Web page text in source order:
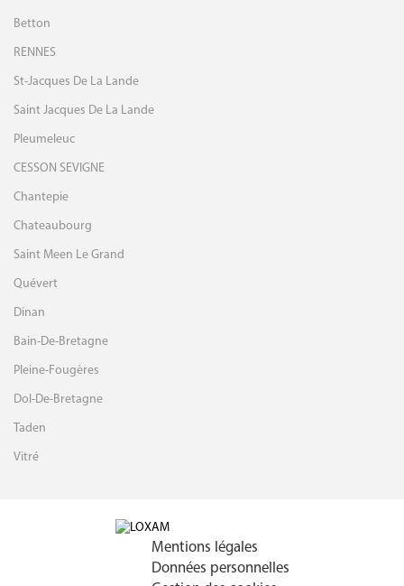
Betton
RENNES
St-Jacques De La Lande
Saint Jacques De La Lande
Pleumeleuc
CESSON SEVIGNE
Chantepie
Chateaubourg
Saint Meen Le Grand
Quévert
Dinan
Bain-De-Bretagne
Pleine-Fougères
Dol-De-Bretagne
Taden
Vitré
Mentions légales
Données personnelles